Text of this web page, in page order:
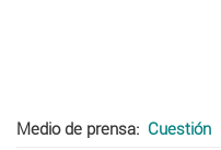
Medio de prensa
Cuestión